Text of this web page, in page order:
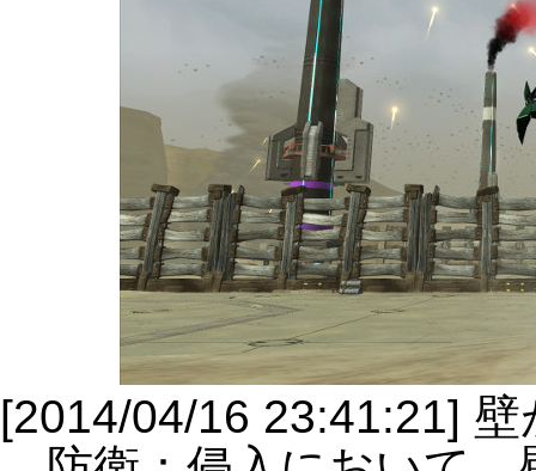
[2014/04/16 23:41:21]